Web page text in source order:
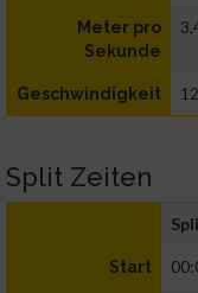
Meter pro
Sekunde
Geschwindigkeit
Split Zeiten
Start